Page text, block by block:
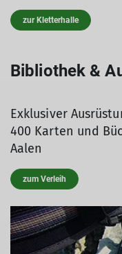
zur Kletterhalle
Bibliothek &
Exklusiver
400 Karten und
Aalen
zum Verleih